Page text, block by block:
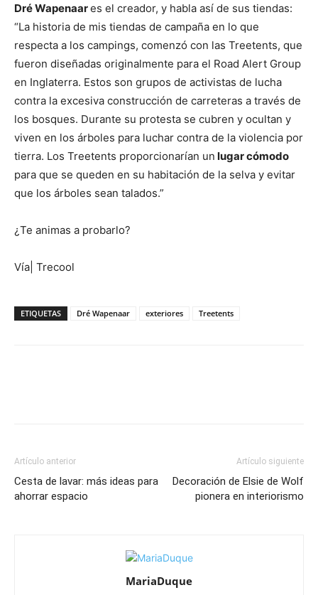
Dré Wapenaares el creador, y habla así de sus tiendas:
“La historia de mis tiendas de campaña en lo que
respecta a los campings, comenzó con las Treetents, que
fueron diseñadas originalmente para el Road Alert Group
en Inglaterra. Estos son grupos de activistas de lucha
contra la excesiva construcción de carreteras a través de
los bosques. Durante su protesta se cubren y ocultan y
viven en los árboles para luchar contra de la violencia por
tierra. Los Treetents proporcionarían un lugar cómodo
para que se queden en su habitación de la selva y evitar
que los árboles sean talados.”
¿Te animas a probarlo?
Vía| Trecool
ETIQUETAS Dré Wapenaar exteriores Treetents
Artículo anterior
Cesta de lavar: más ideas para
ahorrar espacio
Artículo siguiente
Decoración de Elsie de Wolf
pionera en interiorismo
MariaDuque